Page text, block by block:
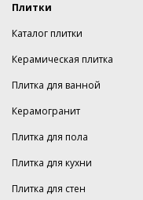
Плитки
Каталог плитки
Керамическая плитка
Плитка для ванной
Керамогранит
Плитка для пола
Плитка для кухни
Плитка для стен